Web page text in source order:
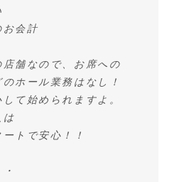
お会計
店舗なので、お席への
ホール業務はなし！
て始められますよ。
は
トで安心！！